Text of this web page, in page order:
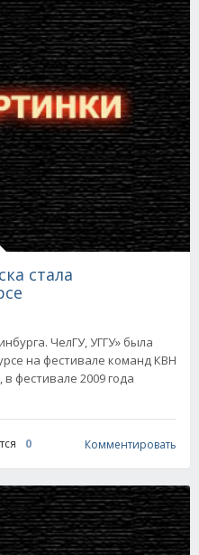
стала
ЧелГУ, УГГУ» была
на фестивале команд КВН
фестивале 2009 года
0 Комментировать